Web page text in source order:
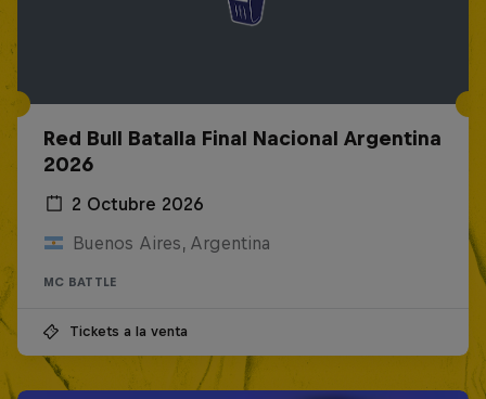
Red Bull Batalla Final Nacional Argentina
2026
2 Octubre 2026
Buenos Aires, Argentina
MC BATTLE
Tickets a la venta